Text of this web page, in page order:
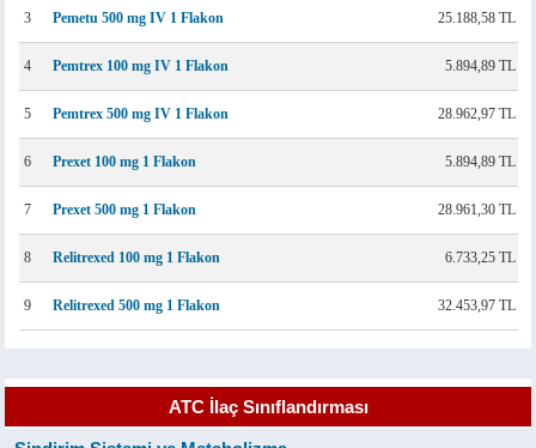
3 Pemetu 500 mg IV 1 Flakon 25.188,58 TL
4 Pemtrex 100 mg IV 1 Flakon 5.894,89 TL
5 Pemtrex 500 mg IV 1 Flakon 28.962,97 TL
6 Prexet 100 mg 1 Flakon 5.894,89 TL
7 Prexet 500 mg 1 Flakon 28.961,30 TL
8 Relitrexed 100 mg 1 Flakon 6.733,25 TL
9 Relitrexed 500 mg 1 Flakon 32.453,97 TL
ATC İlaç Sınıflandırması